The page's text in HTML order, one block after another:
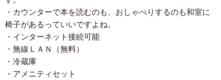
・カウンターで本を読むのも、おしゃべりするのも和室に
椅子があるっていいですよね。
・インターネット接続可能
・無線ＬＡＮ（無料）
・冷蔵庫
・アメニティセット